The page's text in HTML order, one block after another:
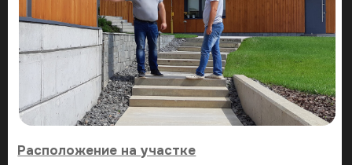
3D-визуализация -
помощь в получении разрешений
Проектирование -
детальные 3D-модели вашего
будущего гостевого дома
Передача проекта -
полный пакет документов для
строительств